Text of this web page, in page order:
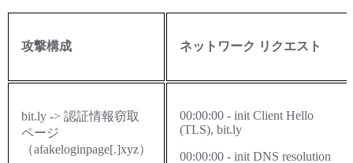
攻撃構成 ネットワーク リクエスト
bit.ly -> 認証情報窃取
ページ
（afakeloginpage[.]xyz）
00:00:00 - init Client Hello
(TLS), bit.ly
00:00:00 - init DNS resolution